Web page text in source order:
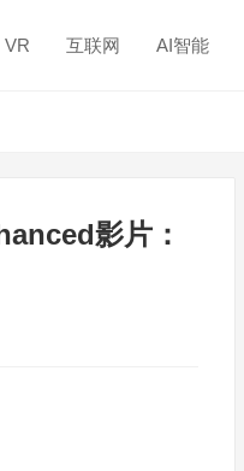
VR 互联网 AI智能
影片：